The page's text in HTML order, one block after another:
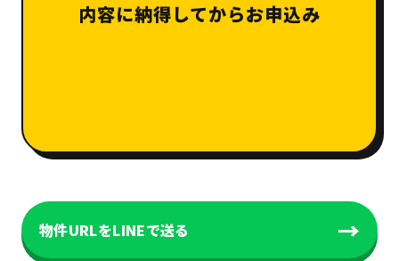
内容に納得してからお申込み
物件URLをLINEで送る →